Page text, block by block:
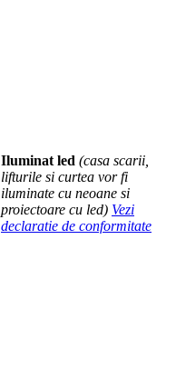
Iluminat led (casa scarii,
lifturile si curtea vor fi
iluminate cu neoane si
proiectoare cu led) Vezi
declaratie de conformitate